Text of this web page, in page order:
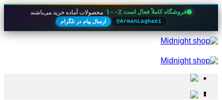
فروشگاه کاملاً فعال است ۱۰۰٪ محصولات آماده خرید می‌باشند
@ArmanLaghaei ارسال پیام در تلگرام
Skip
to